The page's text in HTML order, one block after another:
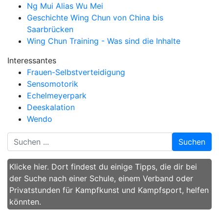
Ng Mui Alias Wu Mei
Geschichte Wing Chun von China bis
Saarbrücken
Wing Chun Training - Was sind die Inhalte
Interessantes
Frauen-Selbstverteidigung
Sensomotorik
Echelmeyerpark
Deeskalation
Wendo
Suchen
Klicke hier. Dort findest du einige Tipps, die dir bei
der Suche nach einer Schule, einem Verband oder
Privatstunden für Kampfkunst und Kampfsport, helfen
könnten.